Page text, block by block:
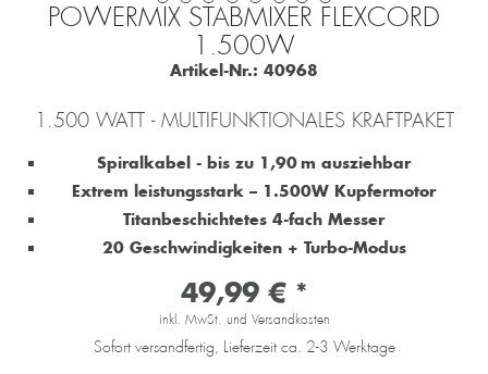
POWERMIX STABMIXER FLEXCORD
1.500W
Artikel-Nr.: 40968
1.500 WATT - MULTIFUNKTIONALES KRAFTPAKET
Spiralkabel - bis zu 1,90 m ausziehbar
Extrem leistungsstark – 1.500W Kupfermotor
Titanbeschichtetes 4-fach Messer
20 Geschwindigkeiten + Turbo-Modus
49,99 € *
inkl. MwSt. und Versandkosten
Sofort versandfertig, Lieferzeit ca. 2-3 Werktage